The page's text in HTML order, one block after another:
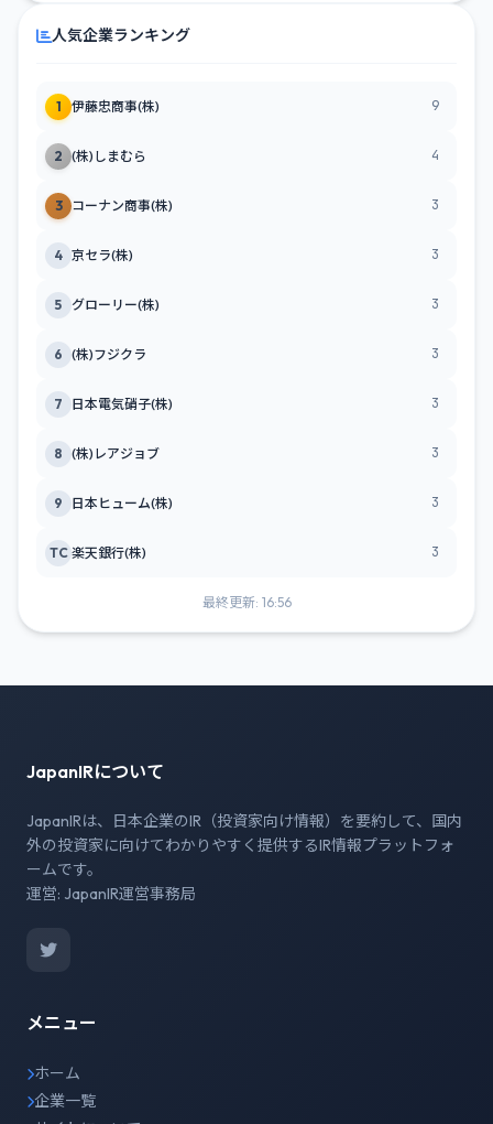
人気企業ランキング
1 伊藤忠商事(株) 9
2 (株)しまむら 4
3 コーナン商事(株) 3
4 京セラ(株) 3
5 グローリー(株) 3
6 (株)フジクラ 3
7 日本電気硝子(株) 3
8 (株)レアジョブ 3
9 日本ヒューム(株) 3
TC 楽天銀行(株) 3
最終更新: 16:56
JapanIRについて
JapanIRは、日本企業のIR（投資家向け情報）を要約して、国内
外の投資家に向けてわかりやすく提供するIR情報プラットフォ
ームです。
運営: JapanIR運営事務局
メニュー
ホーム
企業一覧